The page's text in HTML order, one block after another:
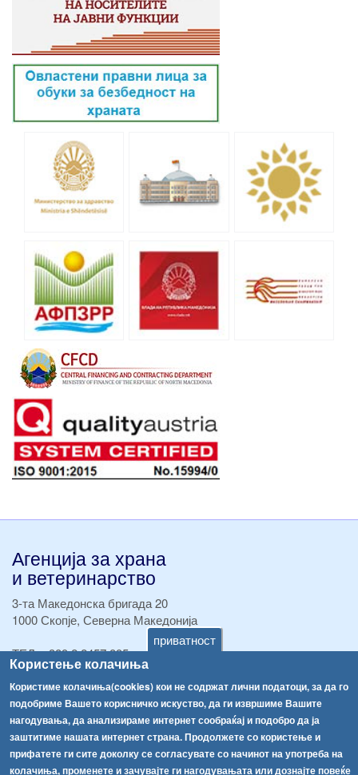
приватност
Користење колачиња
Користиме колачиња(cookies) кои не содржат лични податоци, за да го
подобриме Вашето корисничко искуство, да ги извршиме Вашите
нагодувања, да анализираме интернет сообраќај и подобро да ја
заштитиме нашата интернет страна. Продолжете со користење и
прифатете ги сите доколку се согласувате со начинот на употреба на
колачиња, променете и зачувајте ги нагодувањата или дознајте повеќе
Агенција за храна
и ветеринарство
3-та Македонска бригада 20
1000 Скопје, Северна Македонија
ТЕЛ:+389 2 2457 895
ТЕЛ:+389 2 2457 873
Факс:+389 2 2457 893
Факс:+389 2 2457 871
info@fva.gov.mk
[АХВ-претходна страна]